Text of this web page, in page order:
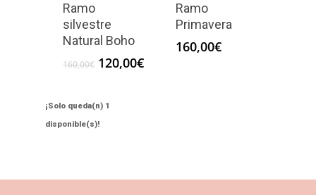
Ramo
silvestre
Natural Boho
160,00€ El
era:
160,00€.
120,00€El
¡Solo queda(n) 1
disponible(s)!
Ramo
Primavera
160,00€